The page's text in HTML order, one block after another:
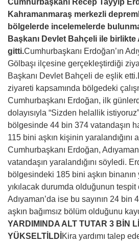
Cumhurbaşkanı Recep Tayyip
Kahramanmaraş merkezli
bölgelerde incelemelerde
Başkanı Devlet Bahçeli ile birlikte
gitti.Cumhurbaşkanı Erdoğan’ın
Gölbaşı ilçesine gerçekleştirdiği
Başkanı Devlet Bahçeli de eşlik
ziyareti kapsamında bölgedeki
Cumhurbaşkanı Erdoğan, ilk
dolayısıyla “Sizden helallik
bölgesinde 44 bin 374 vatandaşın
115 bini aşkın kişinin yaralandığını
Cumhurbaşkanı Erdoğan,
vatandaşın yaralandığını söyledi.
bölgesindeki 185 bini aşkın binanın
yıkılacak durumda olduğunun
Adıyaman’da ise bu sayının 24 bin
aşkın bağımsız bölüm olduğunu
YARDIMINDA ALT TUTAR 3 BİN
YÜKSELTİLDİ Kira yardımı talep